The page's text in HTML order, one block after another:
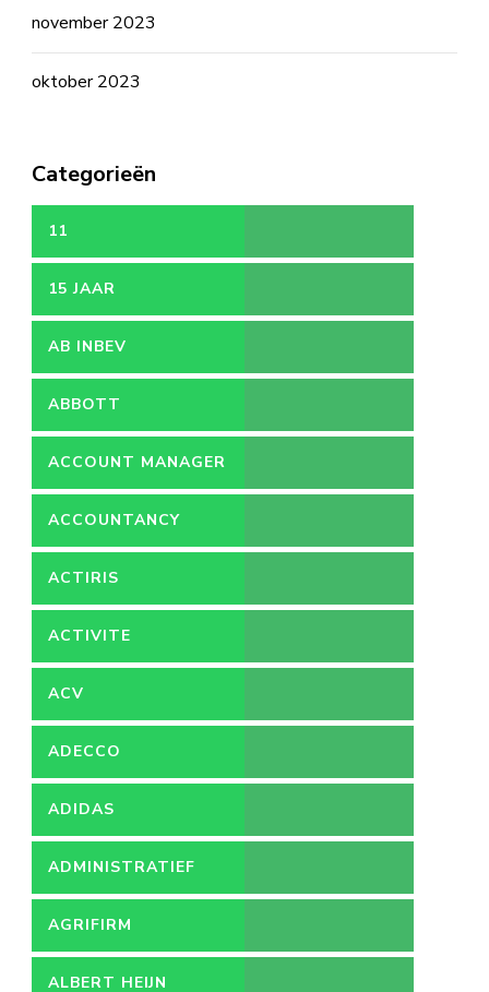
november 2023
oktober 2023
Categorieën
11
15 JAAR
AB INBEV
ABBOTT
ACCOUNT MANAGER
ACCOUNTANCY
ACTIRIS
ACTIVITE
ACV
ADECCO
ADIDAS
ADMINISTRATIEF
MEDEWERKER
AGRIFIRM
ALBERT HEIJN